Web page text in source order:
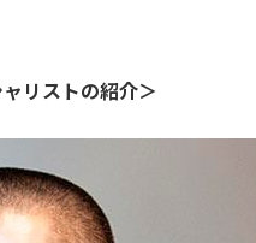
リストの紹介＞